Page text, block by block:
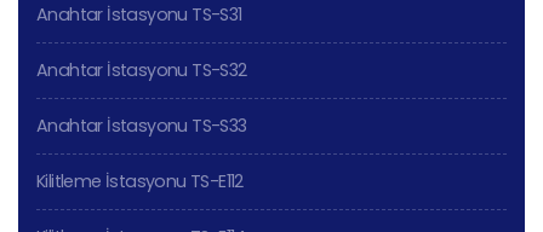
Anahtar İstasyonu TS-S31
Anahtar İstasyonu TS-S32
Anahtar İstasyonu TS-S33
Kilitleme İstasyonu TS-E112